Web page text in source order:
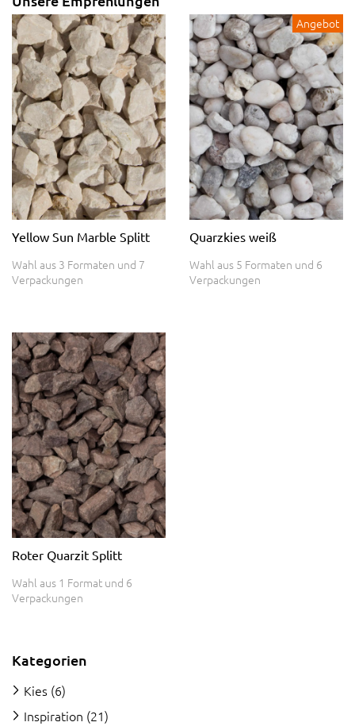
Yellow Sun Marble Splitt
Wahl aus 3 Formaten und 7
Verpackungen
Angebot
Quarzkies weiß
Wahl aus 5 Formaten und 6
Verpackungen
Roter Quarzit Splitt
Wahl aus 1 Format und 6
Verpackungen
Kategorien
Kies (6)
Inspiration (21)